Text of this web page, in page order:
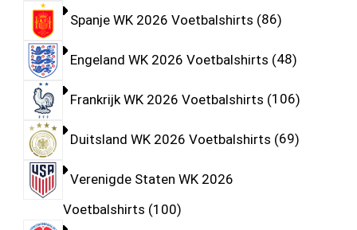
Spanje WK 2026 Voetbalshirts 86
Engeland WK 2026 Voetbalshirts 48
Frankrijk WK 2026 Voetbalshirts 106
Duitsland WK 2026 Voetbalshirts 69
Verenigde Staten WK 2026
Voetbalshirts 100